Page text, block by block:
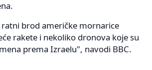
brod američke mornarice
rakete i nekoliko dronova koje su
prema Izraelu", navodi BBC.